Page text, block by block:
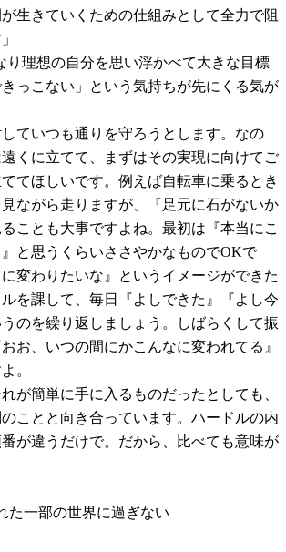
生きていくための仕組みとして全力で阻
理想の自分を思い浮かべて大きな目標
っこない」という気持ちが先にくる気が
していつも通りを守ろうとします。なの
くに立てて、まずはその実現に向けてご
てほしいです。例えば自転車に乗るとき
ながら走りますが、『足元に石がないか
ことも大事ですよね。最初は『本当にこ
と思うくらいささやかなものでOKで
変わりたいな』というイメージができた
を課して、毎日『よしできた』『よし今
のを繰り返しましょう。しばらくして振
お、いつの間にかこんなに変われてる』
。
が簡単に手に入るものだったとしても、
ことと向き合っています。ハードルの内
が違うだけで。だから、比べても意味が
た一部の世界に過ぎない